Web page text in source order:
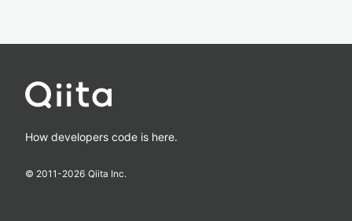
How developers code is here.
© 2011-2026 Qiita Inc.